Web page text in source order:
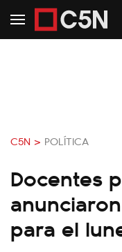
C5N > POLÍTICA
Docentes
para el